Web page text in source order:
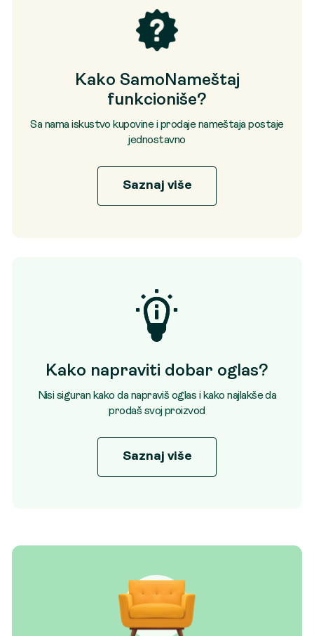
Kako SamoNameštaj
funkcioniše?
Sa nama iskustvo kupovine i prodaje nameštaja postaje
jednostavno
Saznaj više
Kako napraviti dobar oglas?
Nisi siguran kako da napraviš oglas i kako najlakše da
prodaš svoj proizvod
Saznaj više